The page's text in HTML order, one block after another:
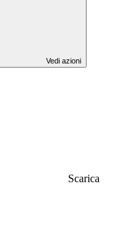
Vedi azioni
Scarica